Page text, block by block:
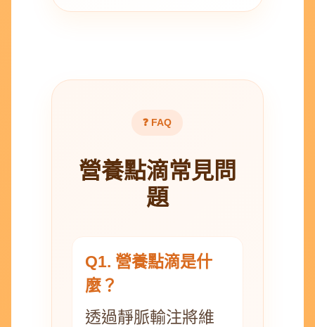
❓ FAQ
營養點滴常見問
題
Q1. 營養點滴是什
麼？
透過靜脈輸注將維